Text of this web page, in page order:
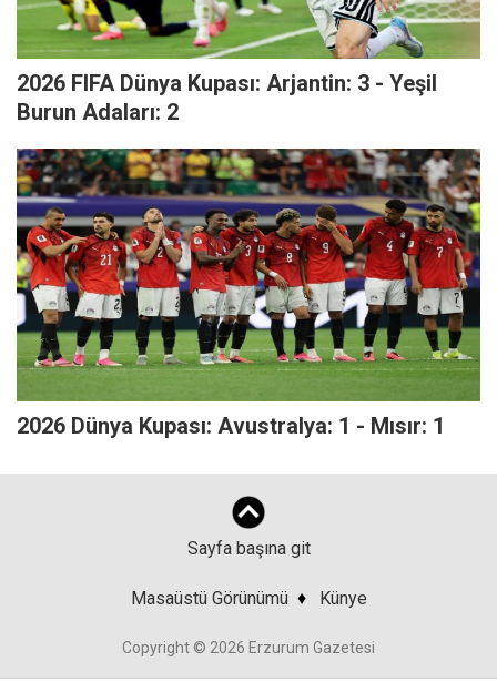
2026 FIFA Dünya Kupası: Arjantin: 3 - Yeşil
Burun Adaları: 2
2026 Dünya Kupası: Avustralya: 1 - Mısır: 1
Sayfa başına git
Masaüstü Görünümü ♦ Künye
Copyright © 2026 Erzurum Gazetesi